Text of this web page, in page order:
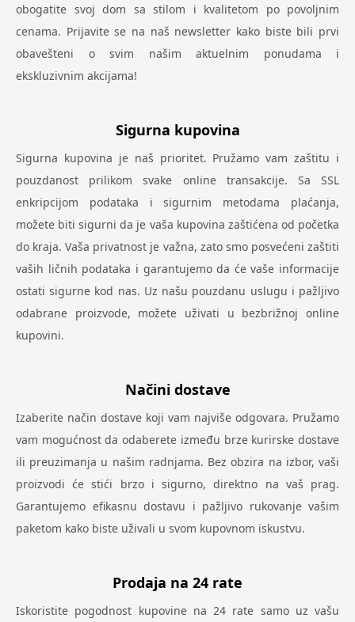
obogatite svoj dom sa stilom i kvalitetom po povoljnim
cenama. Prijavite se na naš newsletter kako biste bili prvi
obavešteni o svim našim aktuelnim ponudama i
ekskluzivnim akcijama!
Sigurna kupovina
Sigurna kupovina je naš prioritet. Pružamo vam zaštitu i
pouzdanost prilikom svake online transakcije. Sa SSL
enkripcijom podataka i sigurnim metodama plaćanja,
možete biti sigurni da je vaša kupovina zaštićena od početka
do kraja. Vaša privatnost je važna, zato smo posvećeni zaštiti
vaših ličnih podataka i garantujemo da će vaše informacije
ostati sigurne kod nas. Uz našu pouzdanu uslugu i pažljivo
odabrane proizvode, možete uživati u bezbrižnoj online
kupovini.
Načini dostave
Izaberite način dostave koji vam najviše odgovara. Pružamo
vam mogućnost da odaberete između brze kurirske dostave
ili preuzimanja u našim radnjama. Bez obzira na izbor, vaši
proizvodi će stići brzo i sigurno, direktno na vaš prag.
Garantujemo efikasnu dostavu i pažljivo rukovanje vašim
paketom kako biste uživali u svom kupovnom iskustvu.
Prodaja na 24 rate
Iskoristite pogodnost kupovine na 24 rate samo uz vašu